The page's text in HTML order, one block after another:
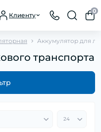
Клиенту
0
Аккумулятор для
транспорта